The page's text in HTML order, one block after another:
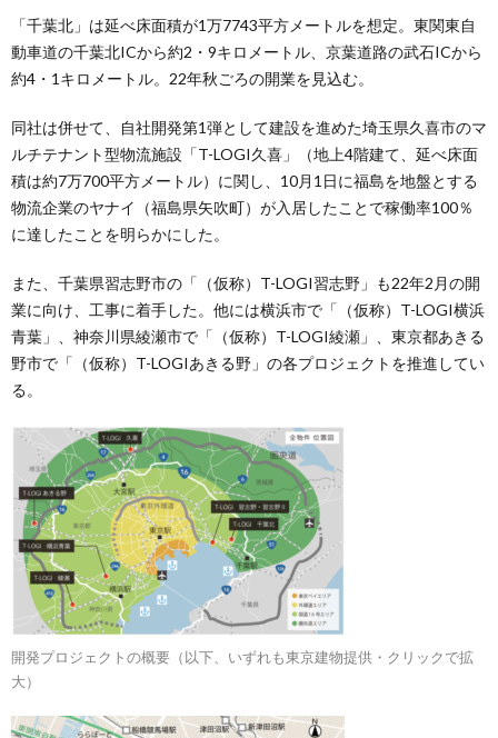
「千葉北」は延べ床面積が1万7743平方メートルを想定。東関東自
動車道の千葉北ICから約2・9キロメートル、京葉道路の武石ICから
約4・1キロメートル。22年秋ごろの開業を見込む。
同社は併せて、自社開発第1弾として建設を進めた埼玉県久喜市のマ
ルチテナント型物流施設「T-LOGI久喜」（地上4階建て、延べ床面
積は約7万700平方メートル）に関し、10月1日に福島を地盤とする
物流企業のヤナイ（福島県矢吹町）が入居したことで稼働率100％
に達したことを明らかにした。
また、千葉県習志野市の「（仮称）T-LOGI習志野」も22年2月の開
業に向け、工事に着手した。他には横浜市で「（仮称）T-LOGI横浜
青葉」、神奈川県綾瀬市で「（仮称）T-LOGI綾瀬」、東京都あきる
野市で「（仮称）T-LOGIあきる野」の各プロジェクトを推進してい
る。
開発プロジェクトの概要（以下、いずれも東京建物提供・クリックで拡
大）